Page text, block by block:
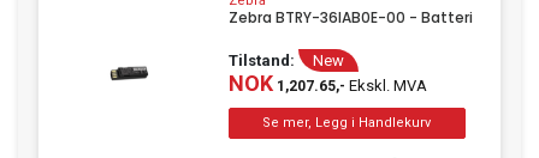
Zebra BTRY-36IAB0E-00 - Batteri
Tilstand: New
NOK1,207.65,- Ekskl. MVA